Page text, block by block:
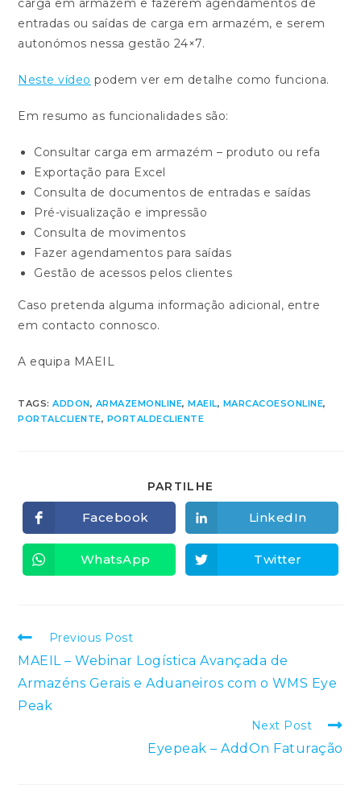
carga em armazém e fazerem agendamentos de
entradas ou saídas de carga em armazém, e serem
autonómos nessa gestão 24×7.
Neste vídeo podem ver em detalhe como funciona.
Em resumo as funcionalidades são:
Consultar carga em armazém – produto ou refa
Exportação para Excel
Consulta de documentos de entradas e saídas
Pré-visualização e impressão
Consulta de movimentos
Fazer agendamentos para saídas
Gestão de acessos pelos clientes
Caso pretenda alguma informação adicional, entre
em contacto connosco.
A equipa MAEIL
TAGS:ADDON, ARMAZEMONLINE, MAEIL, MARCACOESONLINE,
PORTALCLIENTE, PORTALDECLIENTE
PARTILHE
Opens
in
a
new
window
Facebook Opens
in
a
new
window
LinkedIn
Opens
in
WhatsApp Opens
in
Twitter
Read
articles
Previous Post
MAEIL – Webinar Logística Avançada de
Armazéns Gerais e Aduaneiros com o WMS Eye
Peak
Next Post
Eyepeak – AddOn Faturação